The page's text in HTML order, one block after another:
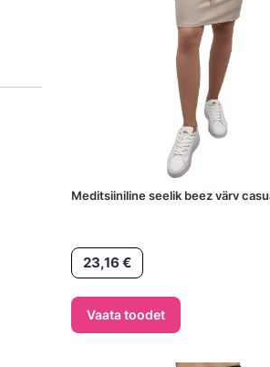
Meditsiiniline seelik beez värv
Hind23,16 €
Vaata toodet